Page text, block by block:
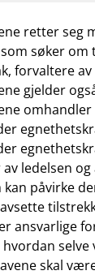
retter seg
som søker
forvaltere
gjelder
av ledelsen
påvirke
ansvarlige
skal